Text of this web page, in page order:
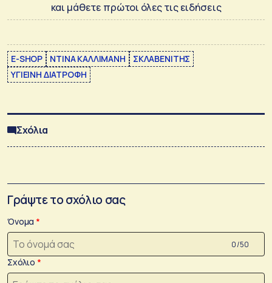
και μάθετε πρώτοι όλες τις ειδήσεις
E-SHOP ΝΤΙΝΑ ΚΑΛΛΙΜΑΝΗ
ΣΚΛΑΒΕΝΙΤΗΣ
ΥΓΙΕΙΝΗ ΔΙΑΤΡΟΦΗ
Σχόλια
Γράψτε το σχόλιο σας
Όνομα
0 /50
Σχόλιο